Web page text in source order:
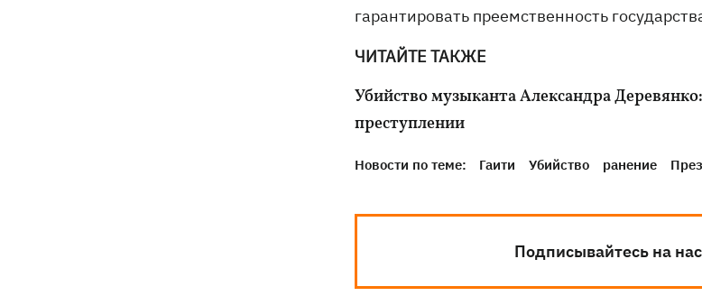
гарантировать преемственность
ЧИТАЙТЕ ТАКЖЕ
Убийство музыканта Александра Деревянко:
преступлении
Новости по теме: Гаити Убийство ранение
Подписывайтесь на